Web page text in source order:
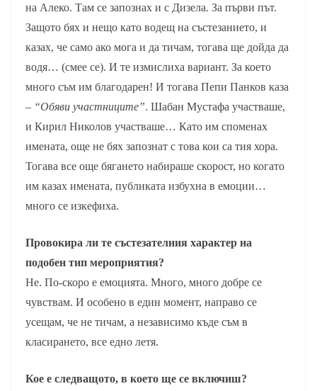
на Алеко. Там се запознах и с Дизела. За първи път.
Защото бях и нещо като водещ на състезанието, и
казах, че само ако мога и да тичам, тогава ще дойда да
водя… (смее се). И те измислиха вариант. За което
много съм им благодарен! И тогава Пепи Панков каза
– “Обяви участниците”. Шабан Мустафа участваше,
и Кирил Николов участваше… Като им споменах
имената, още не бях запознат с това кои са тия хора.
Тогава все още бягането набираше скорост, но когато
им казах имената, публиката избухна в емоции…
много се изкефиха.
Провокира ли те състезателния характер на
подобен тип мероприятия?
Не. По-скоро е емоцията. Много, много добре се
чувствам. И особено в един момент, направо се
усещам, че не тичам, а независимо къде съм в
класирането, все едно летя.
Кое е следващото, в което ще се включиш?